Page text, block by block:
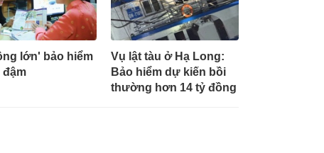
lớn' bảo hiểm
đậm
Vụ lật tàu ở Hạ Long:
Bảo hiểm dự kiến bồi
thường hơn 14 tỷ đồng